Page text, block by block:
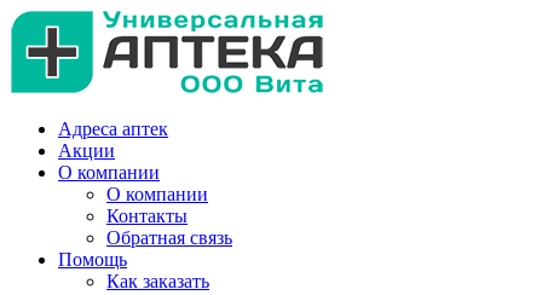
Адреса аптек
Акции
О компании
О компании
Контакты
Обратная связь
Помощь
Как заказать